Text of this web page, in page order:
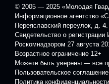
© 2005 — 2025 «Молодая
Информационное агентство
Переяславский переулок, д. 4.
Свидетельство о
Роскомнадзором 27 августа
Возрастное ограничение 12+
Можете быть уверены — все
Пользовательское соглашение
Политика конфиденциальности